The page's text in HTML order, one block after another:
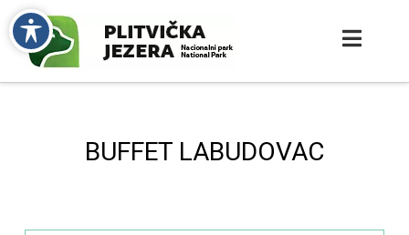
BUFFET LABUDOVAC